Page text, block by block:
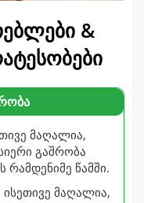
&
მაღალია,
გაშრობა
წამში.
მაღალია,